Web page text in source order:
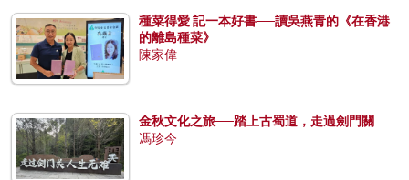
種菜得愛 記一本好書──讀吳燕青的《在香港
的離島種菜》
陳家偉
金秋文化之旅──踏上古蜀道，走過劍門關
馮珍今